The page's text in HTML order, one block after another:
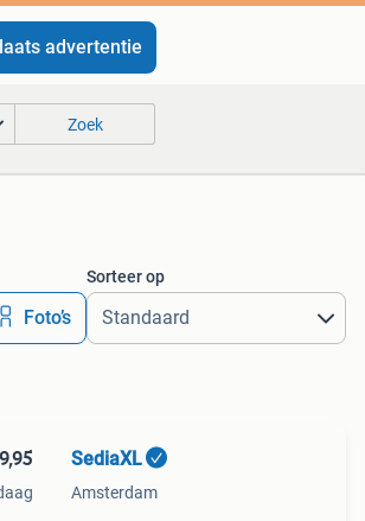
advertentie
Zoek
Foto’s
Sorteer op
SediaXL
Amsterdam